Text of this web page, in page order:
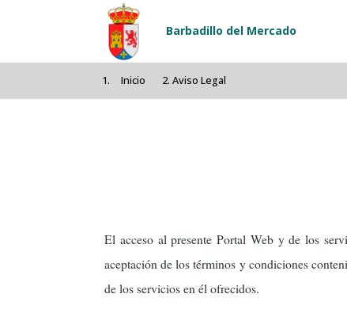
Pasar al contenido principal
Barbadillo del Mercado
Inicio Aviso Legal
El acceso al presente Portal Web y de los
aceptación de los términos y condiciones
de los servicios en él ofrecidos.